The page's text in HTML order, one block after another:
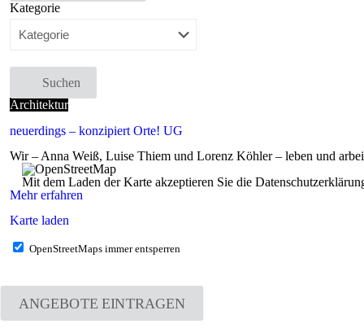
Kategorie
Suchen
Architektur
neuerdings – konzipiert Orte! UG
Wir – Anna Weiß, Luise Thiem und Lorenz Köhler – leben und
Mit dem Laden der Karte akzeptieren Sie die
Mehr erfahren
Karte laden
OpenStreetMaps immer entsperren
ANGEBOTE EINTRAGEN